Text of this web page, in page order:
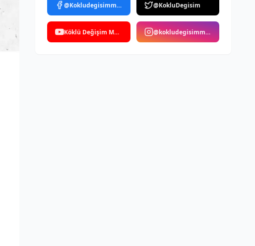
@Kokludegisimmedya @KokluDegisim
Köklü Değişim Medya @kokludegisimmedya